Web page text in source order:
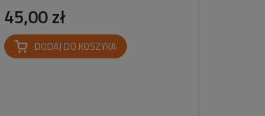
45,00 zł
DODAJ DO KOSZYKA